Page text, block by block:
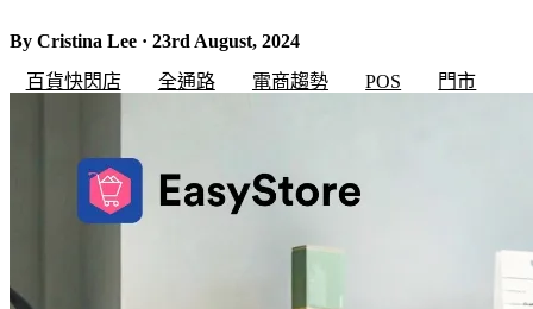
By Cristina Lee · 23rd August, 2024
百貨快閃店
全通路 電商趨勢 POS 門市